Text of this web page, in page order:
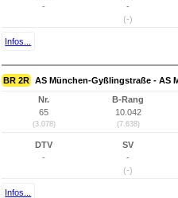
-
-
(-)
Infos...
BR 2R AS München-Gyßlingstraße - AS
Nr.
65
(3.078)
B-Rang
10.042
(7.638)
DTV
-
SV
-
(-)
Infos...